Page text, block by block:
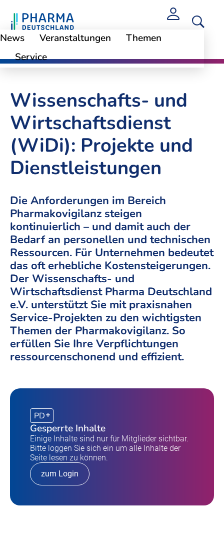
News Veranstaltungen
Themen
Service
Service
Wissenschafts- und
Wirtschaftsdienst
(WiDi): Projekte und
Dienstleistungen
Die Anforderungen im Bereich
Pharmakovigilanz steigen
kontinuierlich – und damit auch der
Bedarf an personellen und technischen
Ressourcen. Für Unternehmen bedeutet
das oft erhebliche Kostensteigerungen.
Der Wissenschafts- und
Wirtschaftsdienst Pharma Deutschland
e.V. unterstützt Sie mit praxisnahen
Service-Projekten zu den wichtigsten
Themen der Pharmakovigilanz. So
erfüllen Sie Ihre Verpflichtungen
ressourcenschonend und effizient.
PD
Gesperrte Inhalte
Einige Inhalte sind nur für Mitglieder sichtbar.
Bitte loggen Sie sich ein um alle Inhalte der
Seite lesen zu können.
zum Login